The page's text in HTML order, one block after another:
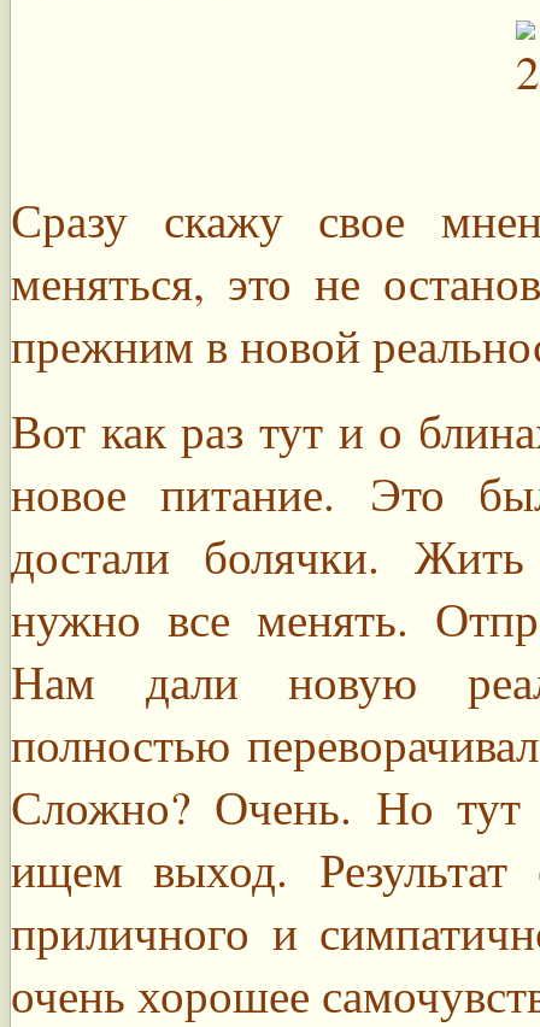
Сразу скажу свое
меняться, это не
прежним в новой
Вот как раз тут и о
новое питание. Это
достали болячки.
нужно все менять.
Нам дали новую
полностью
Сложно? Очень. Но
ищем выход. Результат
приличного и
очень хорошее